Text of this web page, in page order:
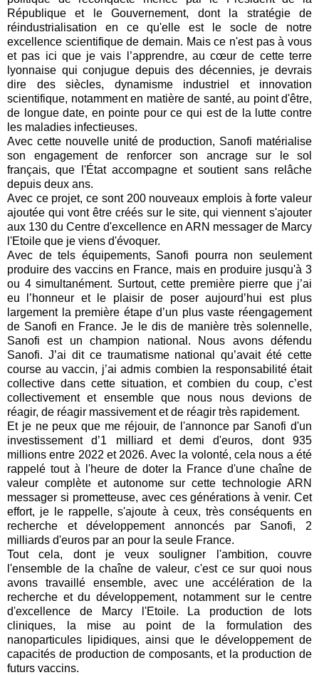
République et le Gouvernement, dont la stratégie de
réindustrialisation en ce qu'elle est le socle de notre
excellence scientifique de demain. Mais ce n'est pas à vous
et pas ici que je vais l’apprendre, au cœur de cette terre
lyonnaise qui conjugue depuis des décennies, je devrais
dire des siècles, dynamisme industriel et innovation
scientifique, notamment en matière de santé, au point d'être,
de longue date, en pointe pour ce qui est de la lutte contre
les maladies infectieuses.
Avec cette nouvelle unité de production, Sanofi matérialise
son engagement de renforcer son ancrage sur le sol
français, que l'État accompagne et soutient sans relâche
depuis deux ans.
Avec ce projet, ce sont 200 nouveaux emplois à forte valeur
ajoutée qui vont être créés sur le site, qui viennent s'ajouter
aux 130 du Centre d'excellence en ARN messager de Marcy
l'Etoile que je viens d'évoquer.
Avec de tels équipements, Sanofi pourra non seulement
produire des vaccins en France, mais en produire jusqu'à 3
ou 4 simultanément. Surtout, cette première pierre que j’ai
eu l’honneur et le plaisir de poser aujourd’hui est plus
largement la première étape d’un plus vaste réengagement
de Sanofi en France. Je le dis de manière très solennelle,
Sanofi est un champion national. Nous avons défendu
Sanofi. J’ai dit ce traumatisme national qu’avait été cette
course au vaccin, j’ai admis combien la responsabilité était
collective dans cette situation, et combien du coup, c’est
collectivement et ensemble que nous nous devions de
réagir, de réagir massivement et de réagir très rapidement.
Et je ne peux que me réjouir, de l'annonce par Sanofi d'un
investissement d’1 milliard et demi d'euros, dont 935
millions entre 2022 et 2026. Avec la volonté, cela nous a été
rappelé tout à l'heure de doter la France d'une chaîne de
valeur complète et autonome sur cette technologie ARN
messager si prometteuse, avec ces générations à venir. Cet
effort, je le rappelle, s'ajoute à ceux, très conséquents en
recherche et développement annoncés par Sanofi, 2
milliards d'euros par an pour la seule France.
Tout cela, dont je veux souligner l'ambition, couvre
l'ensemble de la chaîne de valeur, c'est ce sur quoi nous
avons travaillé ensemble, avec une accélération de la
recherche et du développement, notamment sur le centre
d'excellence de Marcy l'Etoile. La production de lots
cliniques, la mise au point de la formulation des
nanoparticules lipidiques, ainsi que le développement de
capacités de production de composants, et la production de
futurs vaccins.